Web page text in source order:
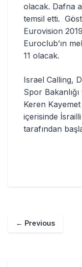
olacak. Dafna
temsil etti.
Eurovision
Euroclub’ın
11 olacak.
Israel Calling,
Spor
Keren
içerisinde
tarafından
← Previous